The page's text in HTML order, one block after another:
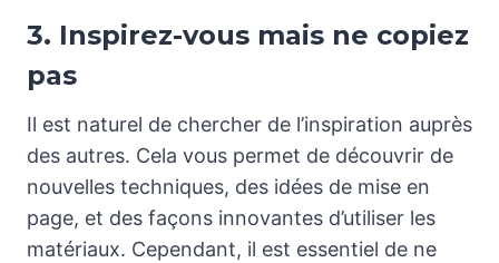
3. Inspirez-vous mais ne copiez
pas
Il est naturel de chercher de l’inspiration auprès
des autres. Cela vous permet de découvrir de
nouvelles techniques, des idées de mise en
page, et des façons innovantes d’utiliser les
matériaux. Cependant, il est essentiel de ne